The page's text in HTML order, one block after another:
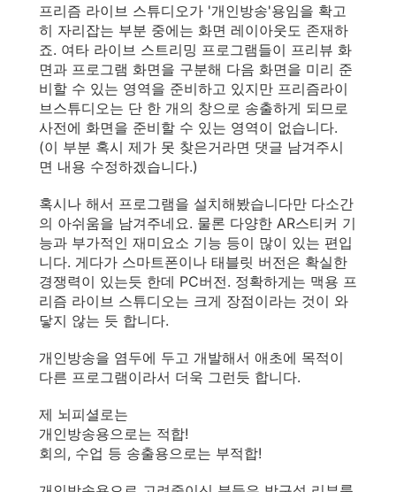
프리즘 라이브 스튜디오가 '개인방송'용임을 확고
히 자리잡는 부분 중에는 화면 레이아웃도 존재하
죠. 여타 라이브 스트리밍 프로그램들이 프리뷰 화
면과 프로그램 화면을 구분해 다음 화면을 미리 준
비할 수 있는 영역을 준비하고 있지만 프리즘라이
브스튜디오는 단 한 개의 창으로 송출하게 되므로
사전에 화면을 준비할 수 있는 영역이 없습니다.
(이 부분 혹시 제가 못 찾은거라면 댓글 남겨주시
면 내용 수정하겠습니다.)
혹시나 해서 프로그램을 설치해봤습니다만 다소간
의 아쉬움을 남겨주네요. 물론 다양한 AR스티커 기
능과 부가적인 재미요소 기능 등이 많이 있는 편입
니다. 게다가 스마트폰이나 태블릿 버전은 확실한
경쟁력이 있는듯 한데 PC버전. 정확하게는 맥용 프
리즘 라이브 스튜디오는 크게 장점이라는 것이 와
닿지 않는 듯 합니다.
개인방송을 염두에 두고 개발해서 애초에 목적이
다른 프로그램이라서 더욱 그런듯 합니다.
제 뇌피셜로는
개인방송용으로는 적합!
회의, 수업 등 송출용으로는 부적합!